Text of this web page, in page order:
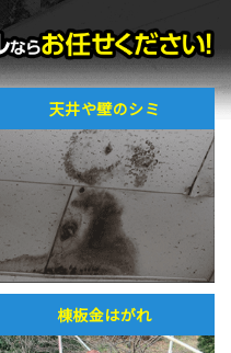
天井や壁のシミ
棟板金はがれ